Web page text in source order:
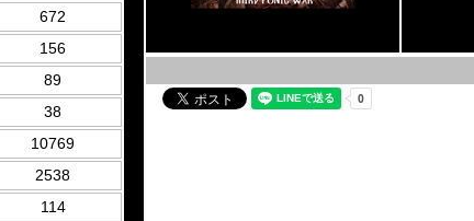
672
156
89
38
10769
2538
114